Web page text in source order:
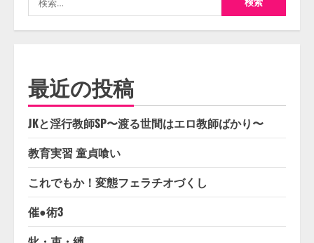
索:
最近の投稿
JKと淫行教師SP〜渡る世間はエロ教師ばかり〜
教育実習 童貞喰い
これでもか！変態フェラチオづくし
催●術3